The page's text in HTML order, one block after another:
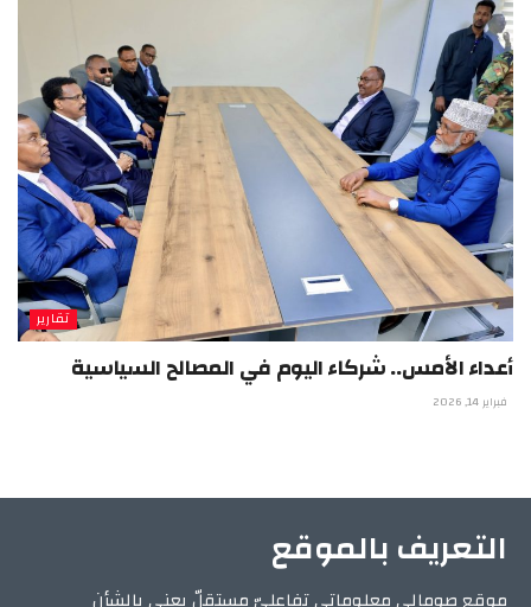
تقارير
أعداء الأمس.. شركاء اليوم في المصالح السياسية
فبراير 14, 2026
التعريف بالموقع
موقع صومالي معلوماتي تفاعليّ مستقلّ يعني بالشأن